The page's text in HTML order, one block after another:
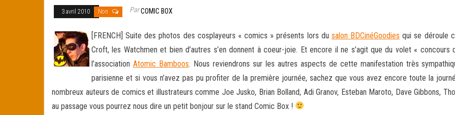
3 avril 2010 Non ParCOMIC BOX
[FRENCH] Suite des photos des cosplayeurs « comics » présents lors du salon BDCinéGoodies qui se déroule
Croft, les Watchmen et bien d’autres s’en donnent à coeur-joie. Et encore il ne s’agit que du volet « concours
l’association Atomic Bamboos. Nous reviendrons sur les autres aspects de cette manifestation très
parisienne et si vous n’avez pas pu profiter de la première journée, sachez que vous avez encore toute la
nombreux auteurs de comics et illustrateurs comme Joe Jusko, Brian Bolland, Adi Granov, Esteban Maroto, Dave Gibbons,
au passage vous pourrez nous dire un petit bonjour sur le stand Comic Box !